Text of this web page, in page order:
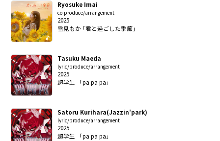
Ryosuke Imai
co produce/arrangement
2025
雪見もか ｢君と過ごした季節｣
Tasuku Maeda
lyric/produce/arrangement
2025
超学生 「pa pa pa」
Satoru Kurihara(Jazzin'park)
lyric/produce/arrangement
2025
超学生 「pa pa pa」